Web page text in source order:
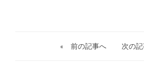
« 前の記事へ 次の